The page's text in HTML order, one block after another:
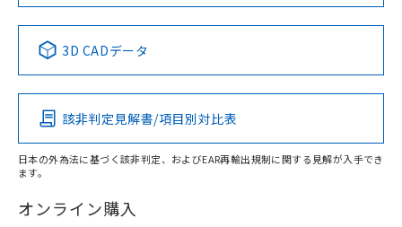
Pb Hg Cd Cr(VI)
O
在庫等で未対応品が混在する可能性があります。
No No No No
この製品の規格認証/適合状況ページへ
その他の認証はこちらのページからご検索ください
3D CADデータ
該非判定見解書/項目別対比表
日本の外為法に基づく該非判定、およびEAR再輸出規制に関する見解が入手でき
ます。
オンライン購入